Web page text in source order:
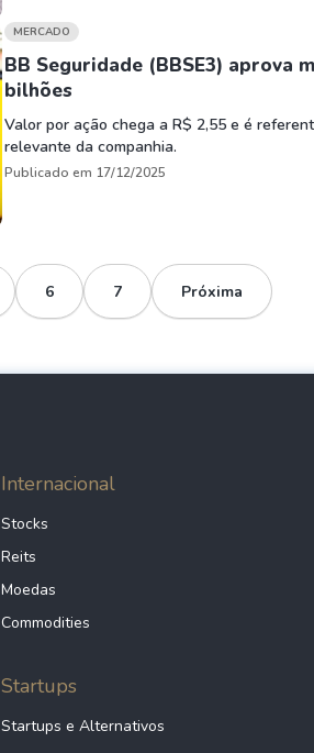
MERCADO
BB Seguridade (BBSE3) aprova
bilhões
Valor por ação chega a R$ 2,55 e é
relevante da companhia.
Publicado em 17/12/2025
6 7 Próxima
Internacional
Stocks
Reits
Moedas
Commodities
Startups
Startups e Alternativos